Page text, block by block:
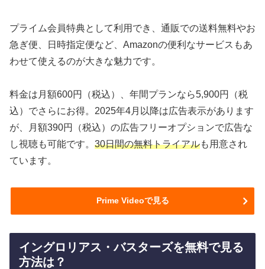
プライム会員特典として利用でき、通販での送料無料やお
急ぎ便、日時指定便など、Amazonの便利なサービスもあ
わせて使えるのが大きな魅力です。
料金は月額600円（税込）、年間プランなら5,900円（税
込）でさらにお得。2025年4月以降は広告表示があります
が、月額390円（税込）の広告フリーオプションで広告な
し視聴も可能です。 30日間の無料トライアルも用意され
ています。
Prime Videoで見る
イングロリアス・バスターズを無料で見る
方法は？